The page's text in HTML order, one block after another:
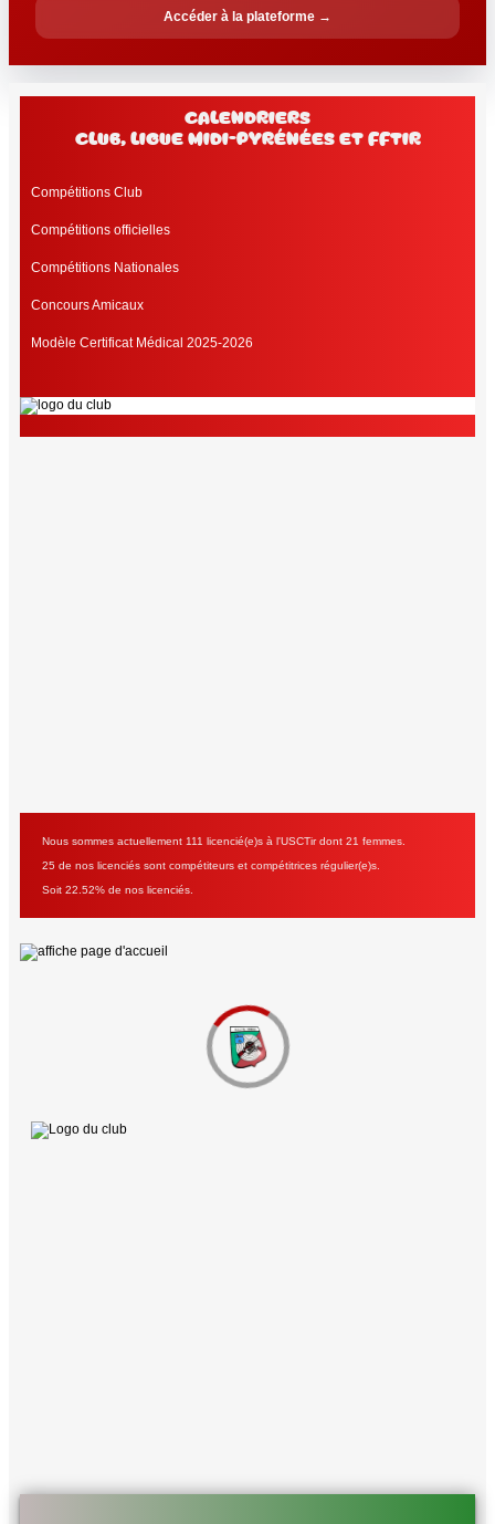
Accéder à la plateforme →
Calendriers
club, Ligue Midi-Pyrénées et FFtir
Compétitions Club
Compétitions officielles
Compétitions Nationales
Concours Amicaux
Modèle Certificat Médical 2025-2026
Nous sommes actuellement 111 licencié(e)s à l'USCTir dont 21 femmes.
25 de nos licenciés sont compétiteurs et compétitrices régulier(e)s.
Soit 22.52% de nos licenciés.